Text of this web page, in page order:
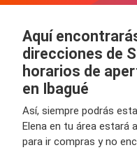
Aquí
direcciones de
horarios de
en Ibagué
Así, siempre podrás
Elena en tu área estará
para ir compras y no